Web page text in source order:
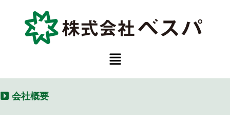
プ
メ
ニ
ュ
会社概要